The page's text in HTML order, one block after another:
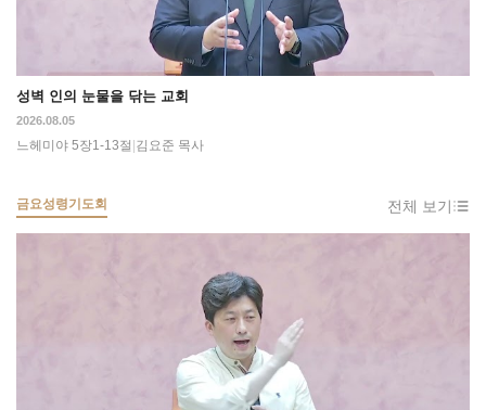
성벽 인의 눈물을 닦는 교회
2026.08.05
느헤미야 5장1-13절 |김요준 목사
금요성령기도회 전체 보기